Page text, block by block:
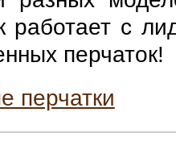
работает с
перчаток!
перчатки